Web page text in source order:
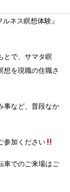
ネス瞑想体験』
とで、サマタ瞑
想を現職の住職さ
事など、普段なか
参加ください
車でのご来場はご